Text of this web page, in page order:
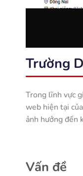
Trường
Trong lĩnh vực
web hiện tại
ảnh hưởng đến
Vấn đề